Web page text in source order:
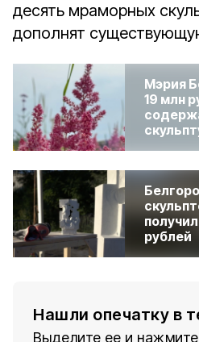
десять мраморных
дополнят
Мэрия
19 млн
рублей
Нашли опечатку в
Выделите ее и